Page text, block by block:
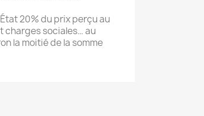
20% du prix perçu au
charges sociales… au
la moitié de la somme